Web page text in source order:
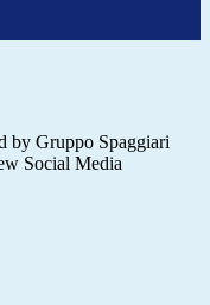
by Gruppo Spaggiari
Social Media